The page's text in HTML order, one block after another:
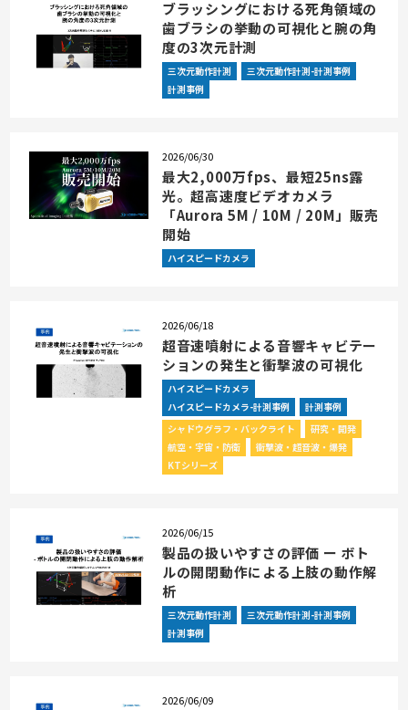
ブラッシングにおける死角領域の
歯ブラシの挙動の可視化と腕の角
度の3次元計測
三次元動作計測
三次元動作計測-計測事例
計測事例
2026/06/30
最大2,000万fps、最短25ns露
光。超高速度ビデオカメラ
「Aurora 5M / 10M / 20M」販売
開始
ハイスピードカメラ
2026/06/18
超音速噴射による音響キャビテー
ションの発生と衝撃波の可視化
ハイスピードカメラ
ハイスピードカメラ-計測事例
計測事例
シャドウグラフ・バックライト
研究・開発
航空・宇宙・防衛
衝撃波・超音波・爆発
KTシリーズ
2026/06/15
製品の扱いやすさの評価 ー ボト
ルの開閉動作による上肢の動作解
析
三次元動作計測
三次元動作計測-計測事例
計測事例
2026/06/09